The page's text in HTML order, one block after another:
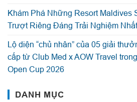
Khám Phá Những Resort Maldives
Trượt Riêng Đáng Trải Nghiệm Nhất
Lộ diện “chủ nhân” của 05 giải
cấp từ Club Med x AOW Travel
Open Cup 2026
DANH MỤC